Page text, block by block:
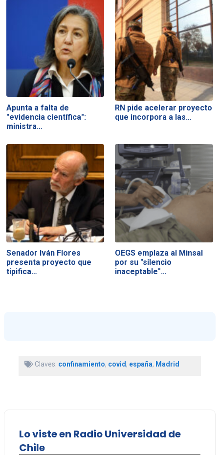
Apunta a falta de
"evidencia científica":
ministra…
RN pide acelerar proyecto
que incorpora a las…
Senador Iván Flores
presenta proyecto que
tipifica…
OEGS emplaza al Minsal
por su "silencio
inaceptable"…
Claves: confinamiento, covid, españa, Madrid
Lo viste en Radio Universidad de
Chile